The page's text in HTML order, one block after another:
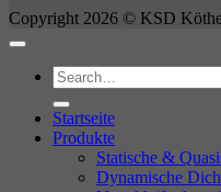
Copyright 2026 © KSD
Startseite
Produkte
Statische &
Dynamische